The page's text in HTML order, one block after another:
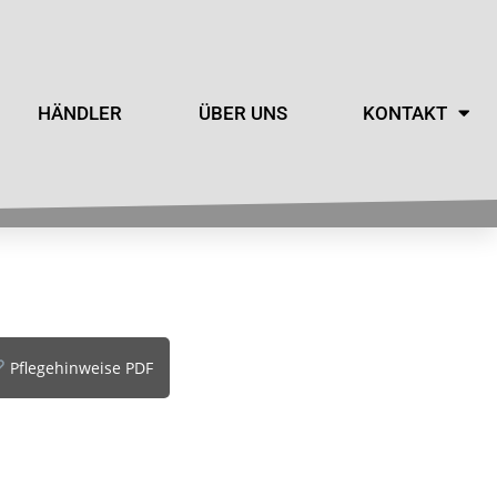
HÄNDLER ÜBER UNS KONTAKT
Pflegehinweise PDF